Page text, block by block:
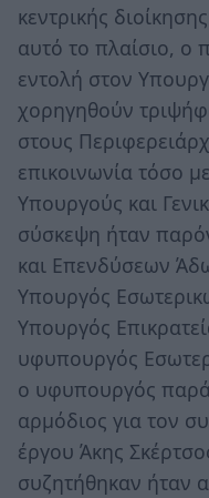
κεντρικής
αυτό το πλαίσιο,
εντολή στον
χορηγηθούν
στους
επικοινωνία τόσο
Υπουργούς και
σύσκεψη ήταν
και Επενδύσεων
Υπουργός
Υπουργός
υφυπουργός
ο υφυπουργός
αρμόδιος για τον
έργου Άκης
συζητήθηκαν ήταν